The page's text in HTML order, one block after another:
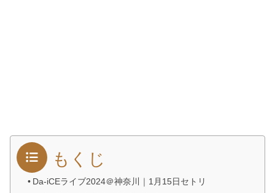
もくじ
Da-iCEライブ2024＠神奈川｜1月15日セトリ